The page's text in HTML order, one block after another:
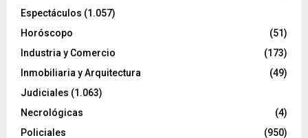
Espectáculos (1.057)
Horóscopo
(51)
Industria y Comercio
(173)
Inmobiliaria y Arquitectura
(49)
Judiciales (1.063)
Necrológicas
(4)
Policiales
(950)